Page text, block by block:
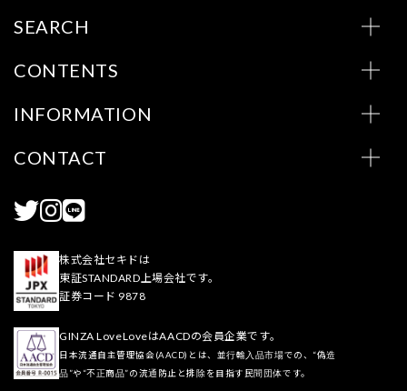
SEARCH
CONTENTS
INFORMATION
CONTACT
株式会社セキドは
東証STANDARD上場会社です。
証券コード 9878
GINZA LoveLoveはAACDの会員企業です。
日本流通自主管理協会(AACD)とは、並行輸入品市場での、“偽造
品”や“不正商品”の流通防止と排除を目指す民間団体です。